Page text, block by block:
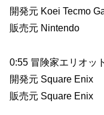
開発元 Koei Tecmo
販売元 Nintendo
0:55 冒険家エリオッ
開発元 Square Enix
販売元 Square Enix